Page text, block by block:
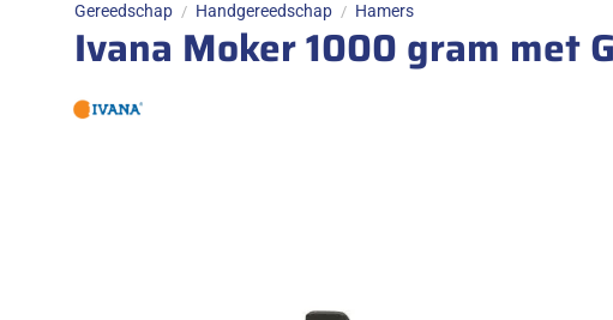
Gereedschap / Handgereedschap / Hamers
Ivana Moker 1000 gram met